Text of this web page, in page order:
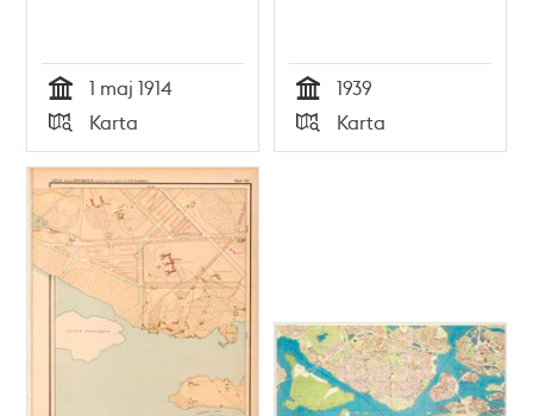
Tid
1 maj 1914
Typ
Karta Tid
1939
Typ
Karta